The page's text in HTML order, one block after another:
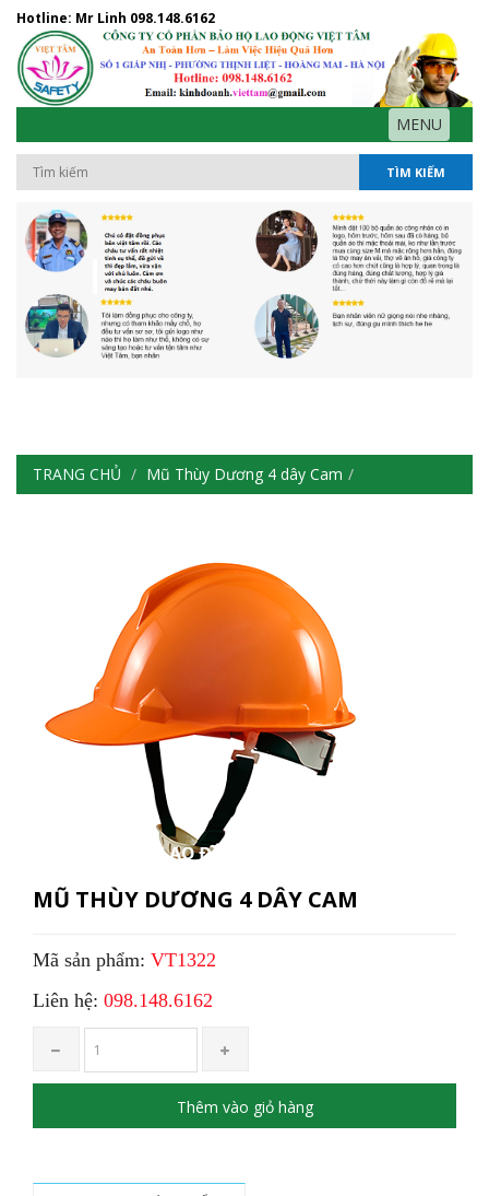
Hotline: Mr Linh 098.148.6162
MENU
TÌM KIẾM
TRANG CHỦ Mũ Thùy Dương 4 dây Cam
MŨ THÙY DƯƠNG 4 DÂY CAM
Mã sản phẩm: VT1322
Liên hệ: 098.148.6162
Thêm vào giỏ hàng